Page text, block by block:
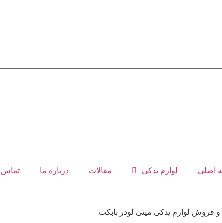
اصلی لوازم یدکی مقالات درباره ما تماس
و فروش لوازم یدکی مینی لودر بابکت